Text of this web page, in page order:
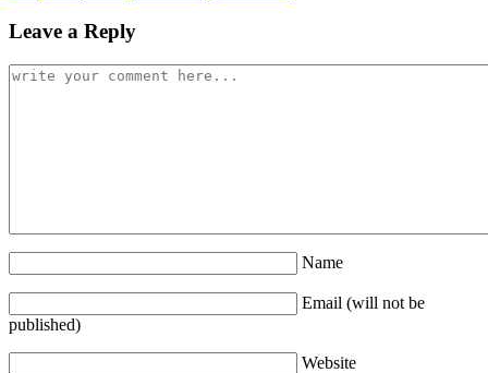
Leave a Reply
Name
Email (will not be
published)
Website